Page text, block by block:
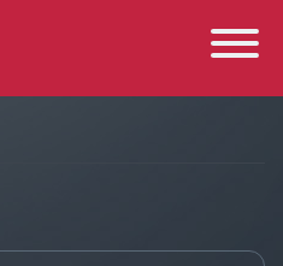
Toggle